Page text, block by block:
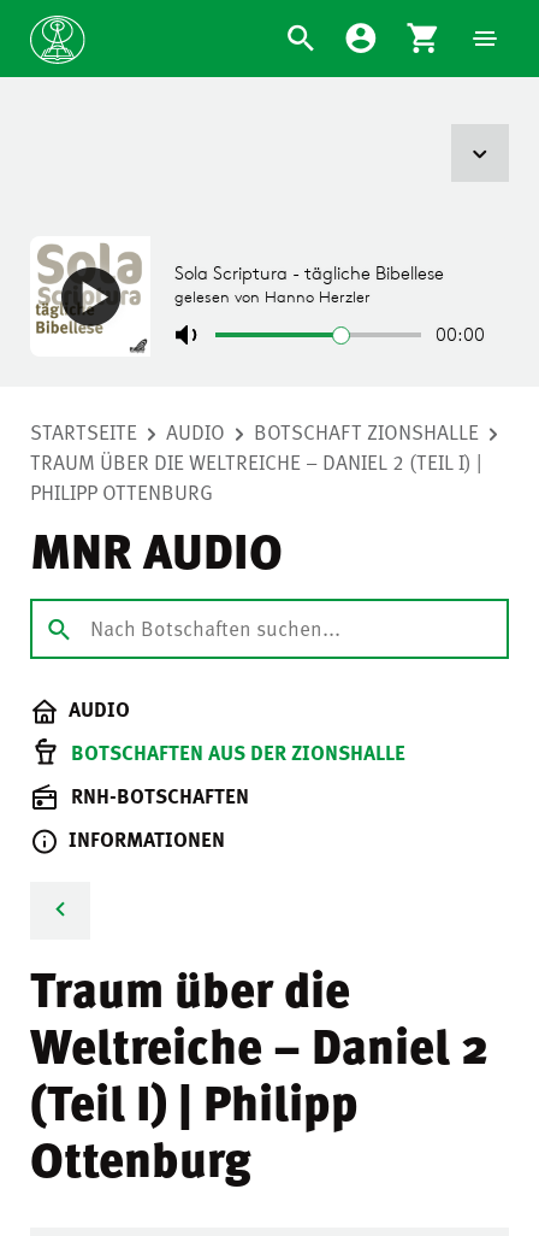
STARTSEITE AUDIO
BOTSCHAFT ZIONSHALLE
TRAUM ÜBER DIE WELTREICHE – DANIEL 2 (TEIL I) |
PHILIPP OTTENBURG
MNR AUDIO
AUDIO
BOTSCHAFTEN AUS DER ZIONSHALLE
RNH-BOTSCHAFTEN
INFORMATIONEN
Traum über die
Weltreiche – Daniel 2
(Teil I) | Philipp
Ottenburg